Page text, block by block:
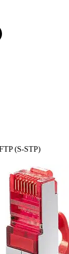
(S-STP)